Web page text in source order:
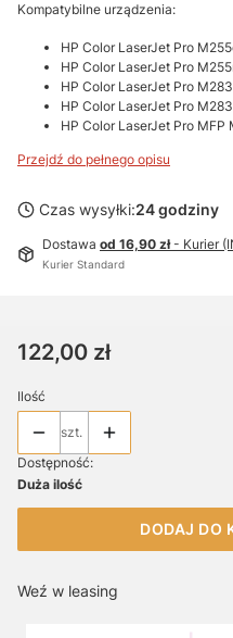
Kompatybilne urządzenia:
HP Color LaserJet Pro
HP Color LaserJet Pro
HP Color LaserJet Pro
HP Color LaserJet Pro
HP Color LaserJet Pro MFP
Przejdź do pełnego opisu
Czas wysyłki:24 godziny
Dostawa od 16,90 zł- Kurier
Kurier Standard
Cena
122,00 zł
Ilość
szt.
Dostępność:
Duża ilość
DODAJ DO
Weź w leasing